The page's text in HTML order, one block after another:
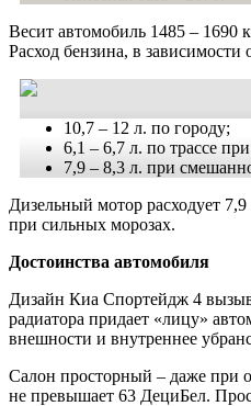
Весит автомобиль 1485 – 1690
Расход бензина, в
10,7 – 12 л. по городу;
6,1 – 6,7 л. по трассе
7,9 – 8,3 л. при
Дизельный мотор расходует
при сильных морозах.
Достоинства автомобиля
Дизайн Киа Спортейдж 4
радиатора придает «лицу»
внешности и внутреннее
Салон просторный – даже при
не превышает 63 ДециБел.